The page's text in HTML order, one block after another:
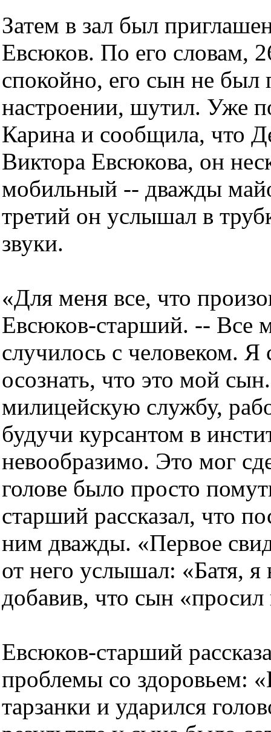
Затем в зал был
Евсюков. По его словам,
спокойно, его сын не
настроении, шутил. Уже
Карина и сообщила, что
Виктора Евсюкова, он
мобильный -- дважды
третий он услышал в
звуки.
«Для меня все, что
Евсюков-старший. -- Все
случилось с человеком. Я
осознать, что это мой
милицейскую службу,
будучи курсантом в
невообразимо. Это мог
голове было просто
старший рассказал, что
ним дважды. «Первое
от него услышал: «Батя,
добавив, что сын
Евсюков-старший
проблемы со здоровьем:
тарзанки и ударился